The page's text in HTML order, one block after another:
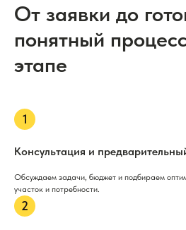
От заявки до
понятный
этапе
Консультация и
Обсуждаем задачи, бюджет и подбираем
участок и потребности.